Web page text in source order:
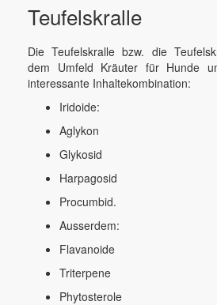
Teufelskralle
Die Teufelskralle bzw. die
dem Umfeld Kräuter für Hunde
interessante Inhaltekombination:
Iridoide:
Aglykon
Glykosid
Harpagosid
Procumbid.
Ausserdem:
Flavanoide
Triterpene
Phytosterole